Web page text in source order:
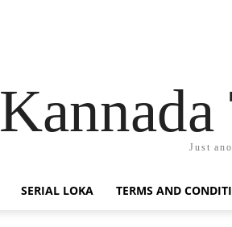
Just
SERIAL LOKA TERMS AND